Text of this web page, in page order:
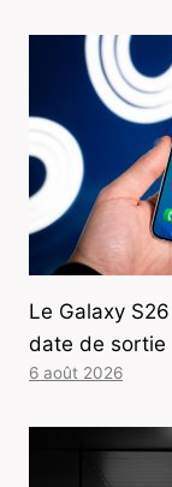
Le Galaxy
date de sortie
6 août 2026